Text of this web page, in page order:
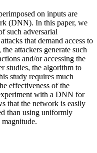
on inputs are
(DNN). In this paper, we
such adversarial
that demand access to
attackers generate such
and/or accessing the
studies, the algorithm to
study requires much
effectiveness of the
with a DNN for
that the network is easily
than using uniformly